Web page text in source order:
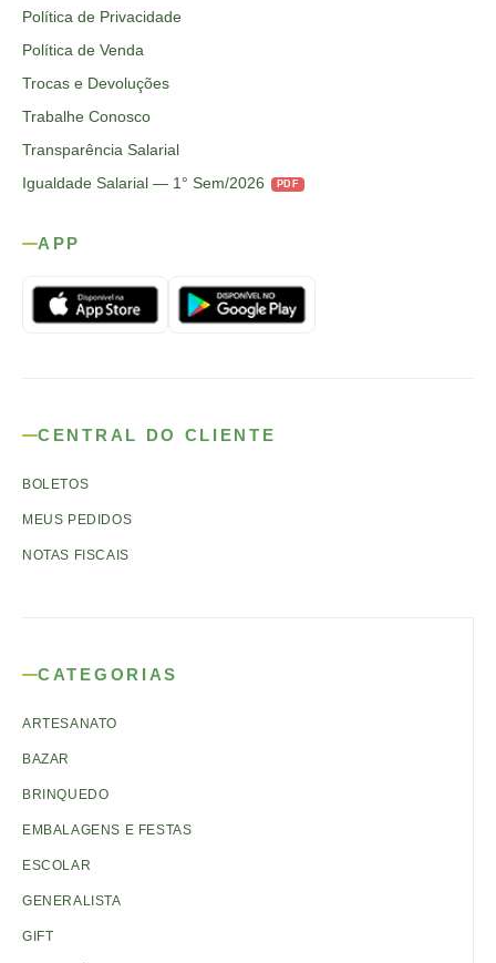
Política de Privacidade
Política de Venda
Trocas e Devoluções
Trabalhe Conosco
Transparência Salarial
Igualdade Salarial — 1° Sem/2026
PDF
APP
CENTRAL DO CLIENTE
BOLETOS
MEUS PEDIDOS
NOTAS FISCAIS
CATEGORIAS
ARTESANATO
BAZAR
BRINQUEDO
EMBALAGENS E FESTAS
ESCOLAR
GENERALISTA
GIFT